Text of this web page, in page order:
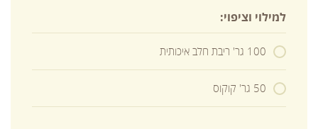
למילוי וציפוי:
100 גר' ריבת חלב איכותית
50 גר' קוקוס